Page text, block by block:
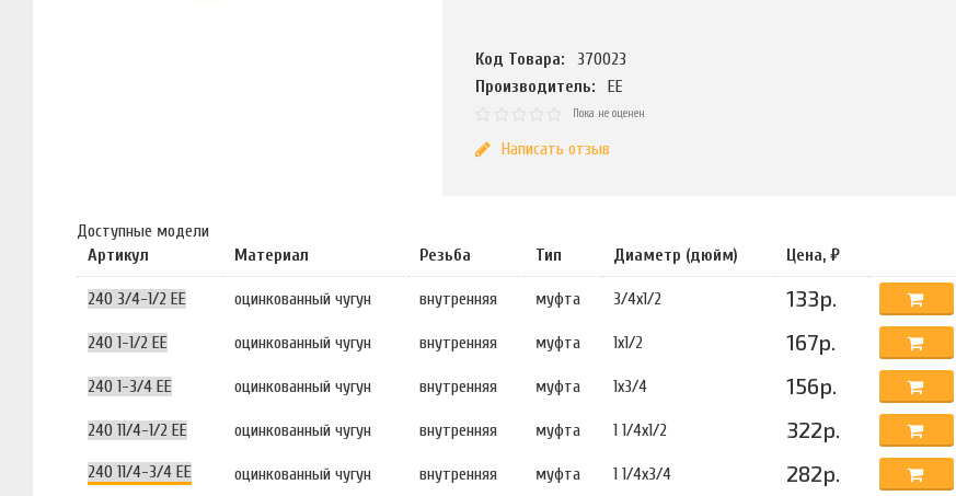
Код Товара:
370023
Производитель:
ЕЕ
Пока не оценен
Написать отзыв
Доступные модели
Артикул
Материал Резьба Тип Диаметр (дюйм) Цена, ₽
240 3/4-1/2 EE оцинкованный чугун внутренняя муфта 3/4х1/2 133р.
240 1-1/2 EE оцинкованный чугун внутренняя муфта 1х1/2 167р.
240 1-3/4 EE оцинкованный чугун внутренняя муфта 1х3/4 156р.
240 11/4-1/2 EE оцинкованный чугун внутренняя муфта 1 1/4х1/2 322р.
240 11/4-3/4 EE оцинкованный чугун внутренняя муфта 1 1/4х3/4 282р.